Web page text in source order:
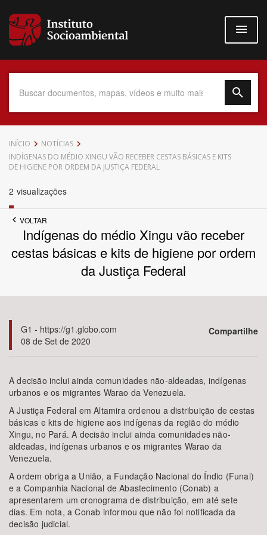
para
conteúdo
Data do Documento
Bioma / Bacia
Tema
Subtema
Área de Levantamento
Área Protegida
INÍCIO
NOTÍCIAS
INDÍGENAS DO MÉDIO XINGU VÃO RECEBER CESTAS BÁSICAS E KITS
DE HIGIENE POR ORDEM DA JUSTIÇA FEDERAL
2 visualizações
VOLTAR
Indígenas do médio Xingu vão receber
cestas básicas e kits de higiene por ordem
da Justiça Federal
G1 - https://g1.globo.com
08 de Set de 2020
Compartilhe
A decisão inclui ainda comunidades não-aldeadas, indígenas
urbanos e os migrantes Warao da Venezuela.
A Justiça Federal em Altamira ordenou a distribuição de cestas
básicas e kits de higiene aos indígenas da região do médio
Xingu, no Pará. A decisão inclui ainda comunidades não-
aldeadas, indígenas urbanos e os migrantes Warao da
Venezuela.
A ordem obriga a União, a Fundação Nacional do Índio (Funai)
e a Companhia Nacional de Abastecimento (Conab) a
apresentarem um cronograma de distribuição, em até sete
dias. Em nota, a Conab informou que não foi notificada da
decisão judicial.